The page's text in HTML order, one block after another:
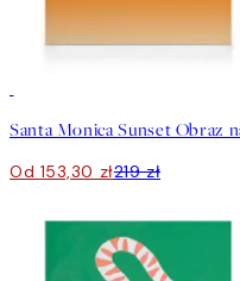
Od 153,30 zł219 zł